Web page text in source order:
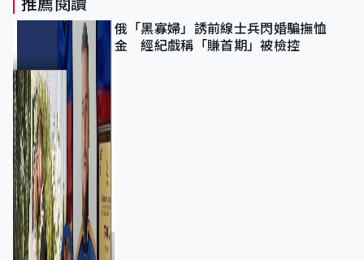
推薦閱讀
俄「黑寡婦」誘前線士兵閃婚騙撫恤
金 經紀戲稱「賺首期」被檢控